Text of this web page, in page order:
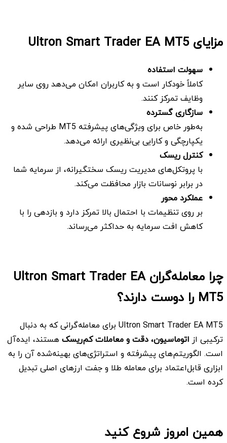
مزایای Ultron Smart Trader EA MT5
سهولت استفاده
کاملاً خودکار است و به کاربران امکان می‌دهد روی سایر
وظایف تمرکز کنند.
سازگاری گسترده
به‌طور خاص برای ویژگی‌های پیشرفته MT5 طراحی شده و
یکپارچگی و کارایی بی‌نظیری ارائه می‌دهد.
کنترل ریسک
با پروتکل‌های مدیریت ریسک سختگیرانه، از سرمایه شما
در برابر نوسانات بازار محافظت می‌کند.
عملکرد محور
بر روی تنظیمات با احتمال بالا تمرکز دارد و بازدهی را با
کاهش افت سرمایه به حداکثر می‌رساند.
چرا معامله‌گران Ultron Smart Trader EA
MT5 را دوست دارند؟
Ultron Smart Trader EA MT5 برای معامله‌گرانی که به دنبال
ترکیبی از اتوماسیون، دقت و معاملات کم‌ریسکهستند، ایده‌آل
است. الگوریتم‌های پیشرفته و استراتژی‌های بهینه‌شده آن را به
ابزاری قابل‌اعتماد برای معامله طلا و جفت ارزهای اصلی تبدیل
کرده است.
همین امروز شروع کنید